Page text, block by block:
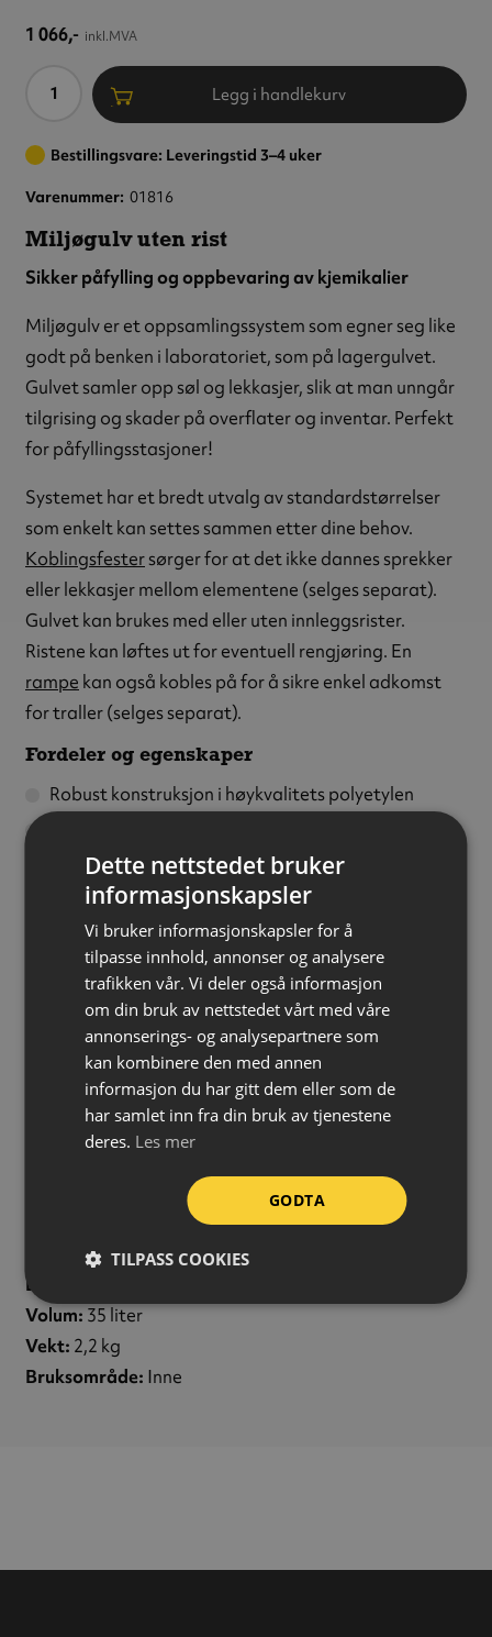
1 066,- inkl.MVA
Antall Legg i handlekurv
Bestillingsvare: Leveringstid 3–4 uker
Varenummer 01816
Miljøgulv uten rist
Sikker påfylling og oppbevaring av kjemikalier
Miljøgulv er et oppsamlingssystem som egner seg like
godt på benken i laboratoriet, som på lagergulvet.
Gulvet samler opp søl og lekkasjer, slik at man unngår
tilgrising og skader på overflater og inventar. Perfekt
for påfyllingsstasjoner!
Systemet har et bredt utvalg av standardstørrelser
som enkelt kan settes sammen etter dine behov.
Koblingsfestersørger for at det ikke dannes sprekker
eller lekkasjer mellom elementene (selges separat).
Gulvet kan brukes med eller uten innleggsrister.
Ristene kan løftes ut for eventuell rengjøring. En
rampe kan også kobles på for å sikre enkel adkomst
for traller (selges separat).
Fordeler og egenskaper
Robust konstruksjon i høykvalitets polyetylen
Lekkasjeindikator som flyter opp hvis gulvet fylles
Ristene kan enkelt løftes ut og vaskes
Modulært system – sett sammen flere etter behov
Kan påkobles rampe for enkel adkomst
Kan stables for oppbevaring og transport
Egnet til oppsamling av AdBlue, flytende gjødsel,
vann, frostvæske, spylervæske, kjemikalier, lut, syrer
og pesticider.
Polyetylen (HDPE RG)
Bredde:400 mm
Lengde:
Volum: 35 liter
Vekt: 2,2 kg
Bruksområde: Inne
Dette nettstedet bruker
informasjonskapsler
Vi bruker informasjonskapsler for å
tilpasse innhold, annonser og analysere
trafikken vår. Vi deler også informasjon
om din bruk av nettstedet vårt med våre
annonserings- og analysepartnere som
kan kombinere den med annen
informasjon du har gitt dem eller som de
har samlet inn fra din bruk av tjenestene
deres. Les mer
GODTA
TILPASS COOKIES